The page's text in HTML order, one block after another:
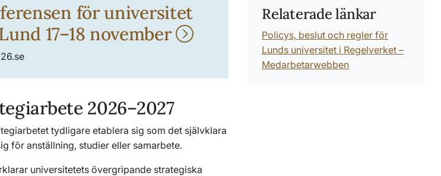
för universitet
17–18 november
2026–2027
tydligare etablera sig som det självklara
för anställning, studier eller samarbete.
universitetets övergripande strategiska
Relaterade länkar
Policys, beslut och regler för
Lunds universitet i Regelverket –
Medarbetarwebben